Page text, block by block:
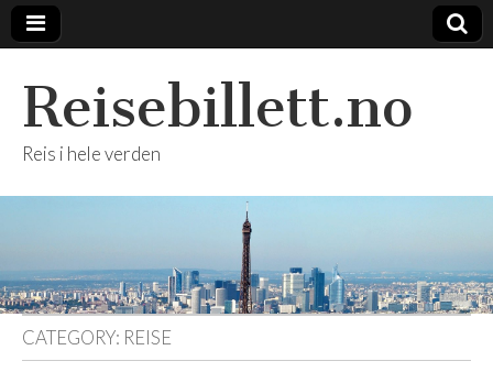
Reisebillett.no
Reis i hele verden
CATEGORY: REISE